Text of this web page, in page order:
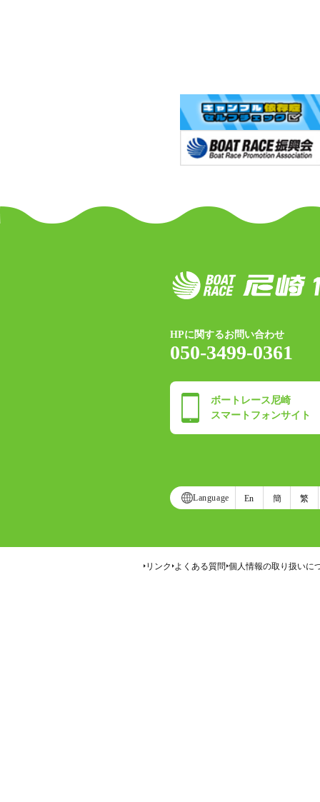
HPに関するお問い合わせ
050-3499-0361
ボートレース尼崎
スマートフォンサイト
Language En 簡 繁
リンク よくある質問 個人情報の取り扱いに